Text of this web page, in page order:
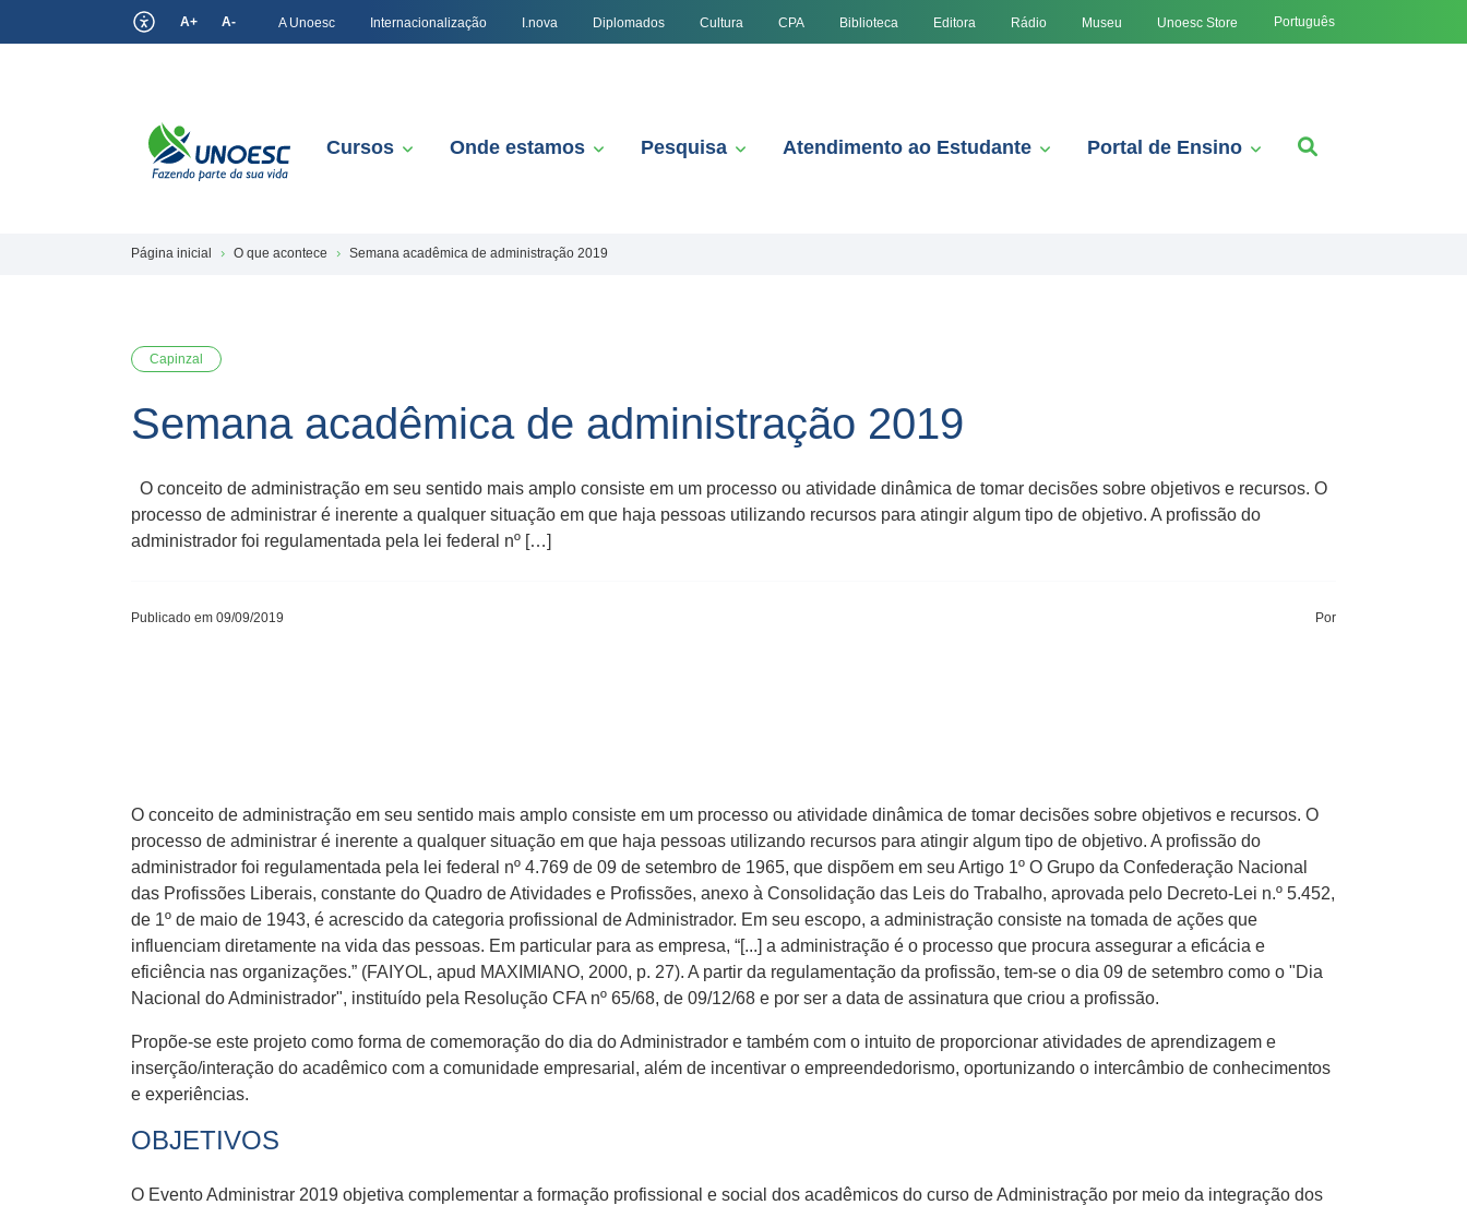
A+ A- A Unoesc Internacionalização I.nova Diplomados Cultura CPA Biblioteca Editora Rádio Museu Unoesc Store Português
Cursos Onde estamos Pesquisa Atendimento ao Estudante Portal de Ensino
Página inicial O que acontece Semana acadêmica de administração 2019
Capinzal
Semana acadêmica de administração 2019
O conceito de administração em seu sentido mais amplo consiste em um processo ou atividade dinâmica de tomar decisões sobre objetivos e recursos. O
processo de administrar é inerente a qualquer situação em que haja pessoas utilizando recursos para atingir algum tipo de objetivo. A profissão do
administrador foi regulamentada pela lei federal nº […]
Publicado em 09/09/2019 Por
O conceito de administração em seu sentido mais amplo consiste em um processo ou atividade dinâmica de tomar decisões sobre objetivos e recursos. O
processo de administrar é inerente a qualquer situação em que haja pessoas utilizando recursos para atingir algum tipo de objetivo. A profissão do
administrador foi regulamentada pela lei federal nº 4.769 de 09 de setembro de 1965, que dispõem em seu Artigo 1º O Grupo da Confederação Nacional
das Profissões Liberais, constante do Quadro de Atividades e Profissões, anexo à Consolidação das Leis do Trabalho, aprovada pelo Decreto-Lei n.º 5.452,
de 1º de maio de 1943, é acrescido da categoria profissional de Administrador. Em seu escopo, a administração consiste na tomada de ações que
influenciam diretamente na vida das pessoas. Em particular para as empresa, “[...] a administração é o processo que procura assegurar a eficácia e
eficiência nas organizações.” (FAIYOL, apud MAXIMIANO, 2000, p. 27). A partir da regulamentação da profissão, tem-se o dia 09 de setembro como o "Dia
Nacional do Administrador", instituído pela Resolução CFA nº 65/68, de 09/12/68 e por ser a data de assinatura que criou a profissão.
Propõe-se este projeto como forma de comemoração do dia do Administrador e também com o intuito de proporcionar atividades de aprendizagem e
inserção/interação do acadêmico com a comunidade empresarial, além de incentivar o empreendedorismo, oportunizando o intercâmbio de conhecimentos
e experiências.
OBJETIVOS
O Evento Administrar 2019 objetiva complementar a formação profissional e social dos acadêmicos do curso de Administração por meio da integração dos